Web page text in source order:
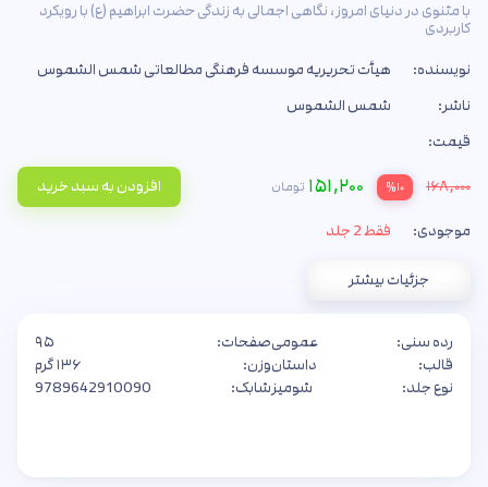
با مثنوی در دنیای امروز، نگاهی اجمالی به زندگی حضرت ابراهیم (ع) با رویکرد
کاربردی
نویسنده:
هیأت تحریریه موسسه فرهنگی مطالعاتی شمس الشموس
ناشر:
شمس الشموس
قیمت:
۱۶۸,۰۰۰ %۱۰ ۱۵۱,۲۰۰ تومان افزودن به سبد خرید
موجودی: فقط 2 جلد
جزئیات بیشتر
رده سنی:
عمومی
قالب:
داستان
نوع جلد:
شومیز
صفحات:
۹۵
وزن:
۱۳۶ گرم
شابک:
9789642910090